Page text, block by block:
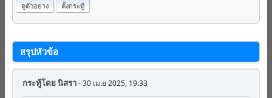
สรุปหัวข้อ
กระทู้โดยนิสรา- 30 เม.ย 2025, 19:33